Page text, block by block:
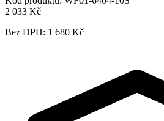
2 033 Kč
Bez DPH: 1 680 Kč